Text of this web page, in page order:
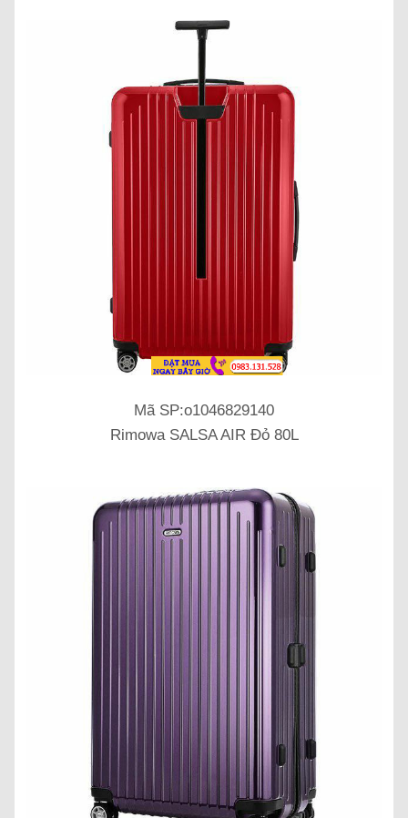
Mã SP:o1046829140
Rimowa SALSA AIR Đỏ 80L